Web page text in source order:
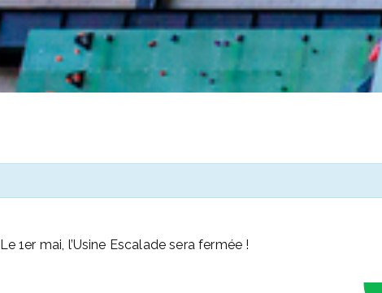
Le 1er mai, l’Usine Escalade sera fermée !